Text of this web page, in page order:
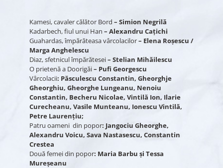
Kamesi, cavaler călător Bord – Simion Negrilă
Kadarbech, fiul unui Han – Alexandru Caţichi
Guahardas, împărăteasa vârcolacilor– Elena Roşescu /
Marga Anghelescu
Diaz, sfetnicul împărătesei– Stelian Mihăilescu
O prietenă a Doorigăi– Pufi Georgescu
Vârcolacii: Păsculescu Constantin, Gheorghje
Gheorghiu, Gheorghe Lungeanu, Nenoiu
Constantin, Becheru Nicolae, Vintilă Ion, Ilarie
Curecheanu, Vasile Munteanu, Ionescu Vintilă,
Petre Laurenţiu;
Patru oameni din popor: Jangociu Gheorghe,
Alexandru Voicu, Sava Nastasescu, Constantin
Crestea
Două femei din popor: Maria Barbu şi Tessa
Mureşeanu